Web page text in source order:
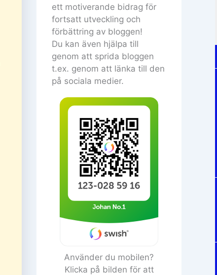
ett motiverande bidrag för
fortsatt utveckling och
förbättring av bloggen!
Du kan även hjälpa till
genom att sprida bloggen
t.ex. genom att länka till den
på sociala medier.
Använder du mobilen?
Klicka på bilden för att